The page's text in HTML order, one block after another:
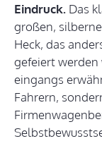
Eindruck. Das
großen,
Heck, das
gefeiert werden
eingangs
Fahrern,